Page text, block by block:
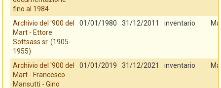
fino al 1984
Archivio del '900 del
Mart - Ettore
Sottsass sr. (1905-
1955)
01/01/1980 31/12/2011 inventario
Archivio del '900 del
Mart - Francesco
Mansutti - Gino
01/01/2019 31/12/2021 inventario